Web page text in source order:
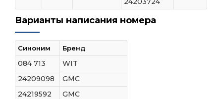
Варианты написания номера
Синоним Бренд
084 713
WIT
24209098
GMC
24219592
GMC